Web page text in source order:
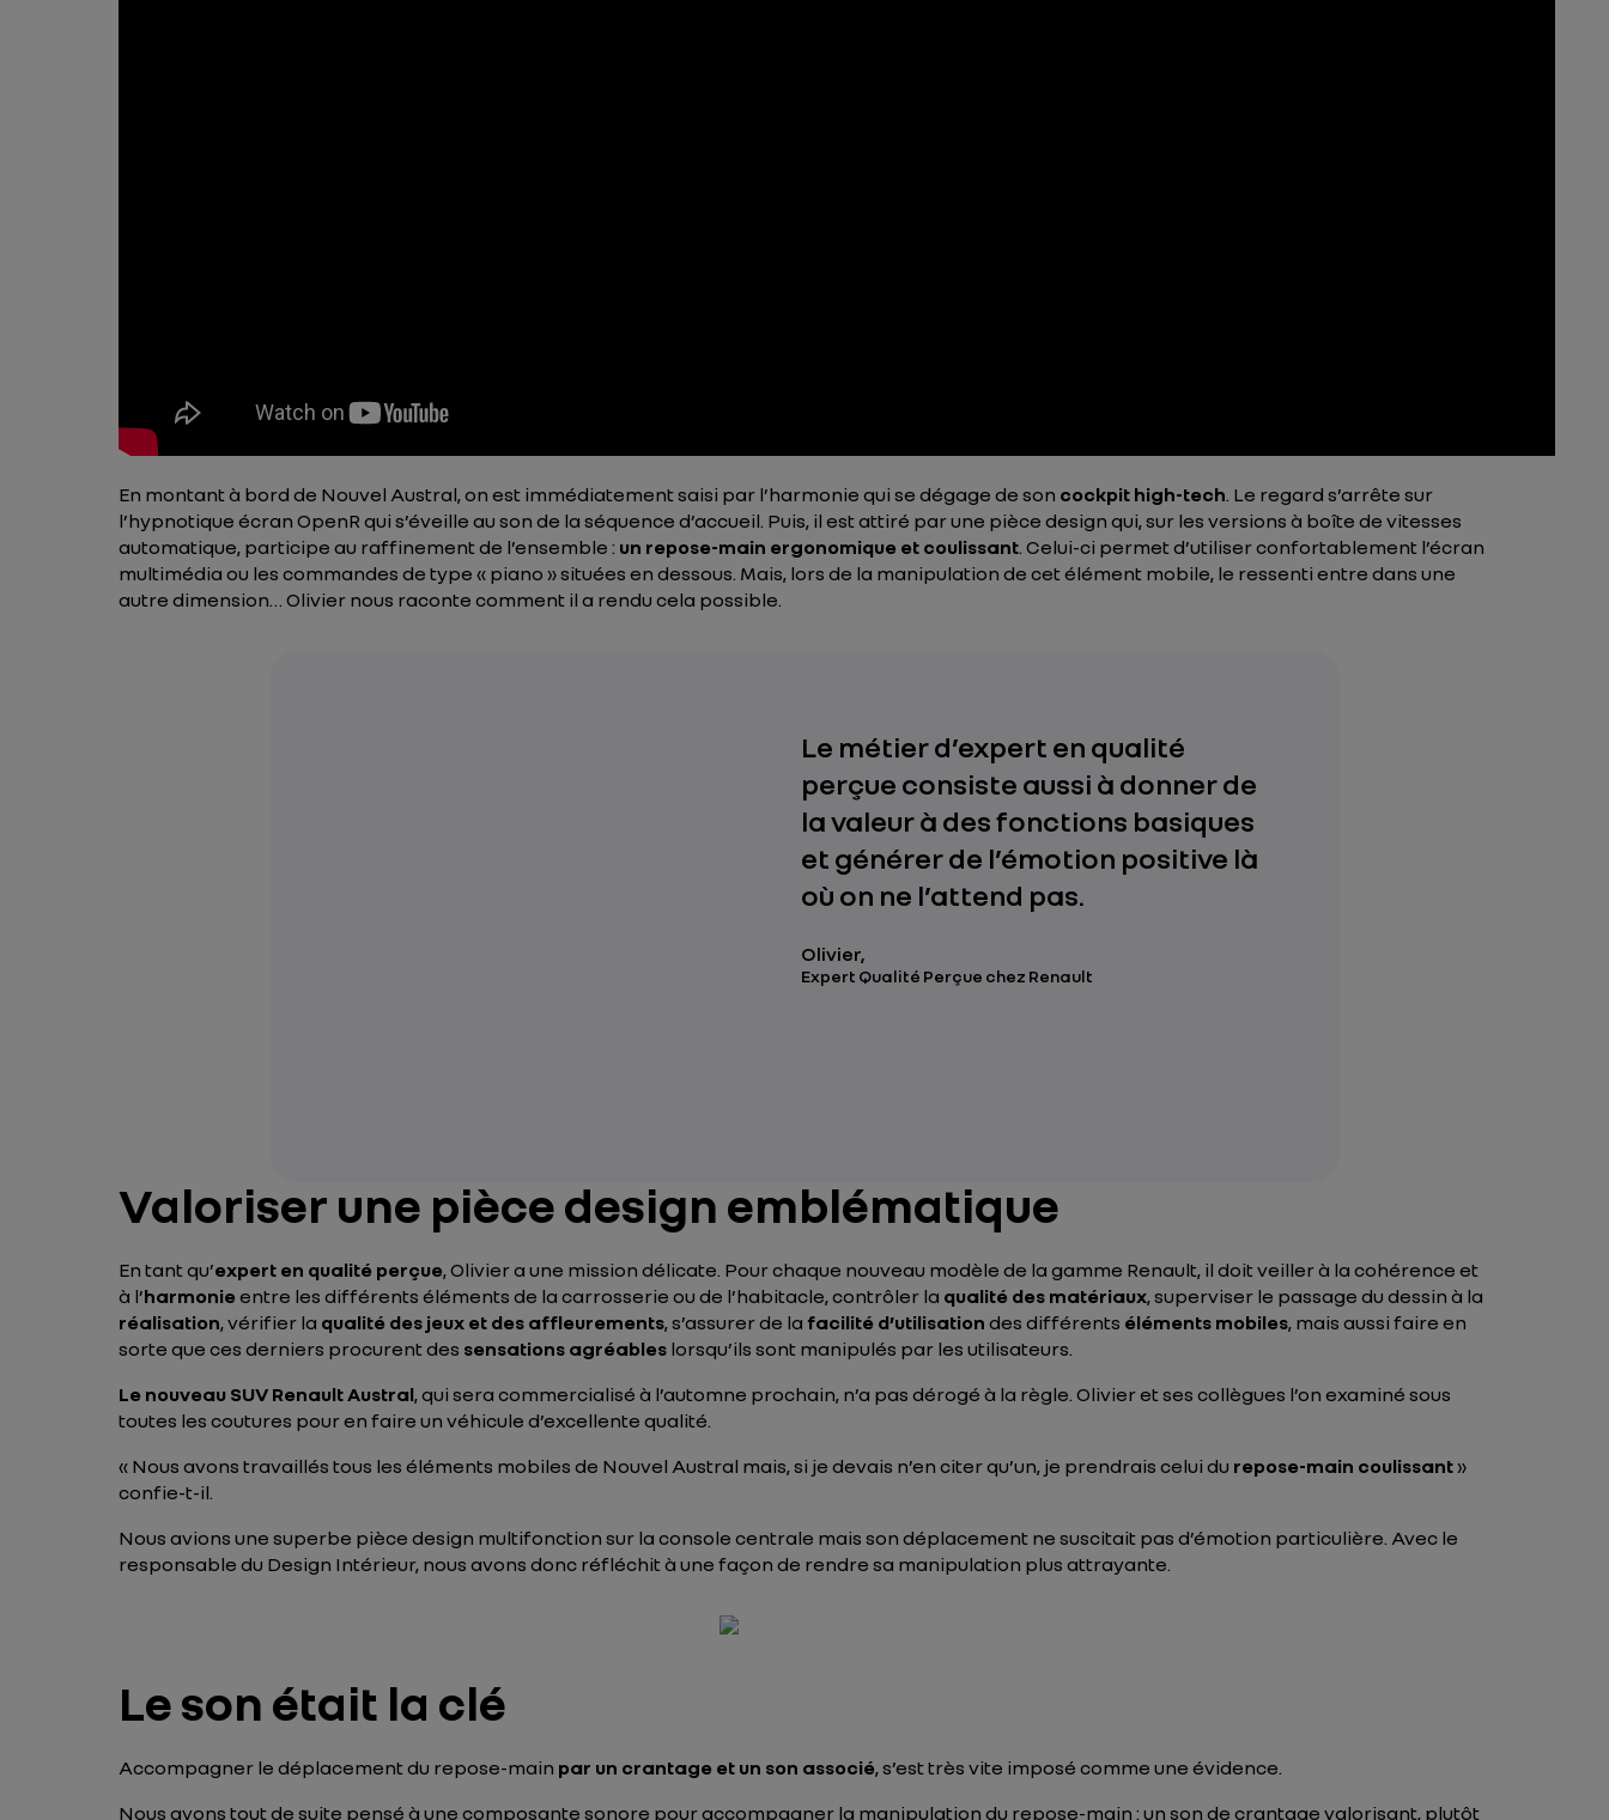
En montant à bord de Nouvel Austral, on est immédiatement saisi par l’harmonie qui se dégage de son cockpit high-tech. Le regard s’arrête sur
l’hypnotique écran OpenR qui s’éveille au son de la séquence d’accueil. Puis, il est attiré par une pièce design qui, sur les versions à boîte de vitesses
automatique, participe au raffinement de l’ensemble : un repose-main ergonomique et coulissant. Celui-ci permet d’utiliser confortablement l’écran
multimédia ou les commandes de type « piano » situées en dessous. Mais, lors de la manipulation de cet élément mobile, le ressenti entre dans une
autre dimension… Olivier nous raconte comment il a rendu cela possible.
Le métier d’expert en qualité
perçue consiste aussi à donner de
la valeur à des fonctions basiques
et générer de l’émotion positive là
où on ne l’attend pas.
Olivier,
Expert Qualité Perçue chez Renault
Valoriser une pièce design emblématique
En tant qu’expert en qualité perçue, Olivier a une mission délicate. Pour chaque nouveau modèle de la gamme Renault, il doit veiller à la cohérence et
à l’harmonie entre les différents éléments de la carrosserie ou de l’habitacle, contrôler la qualité des matériaux, superviser le passage du dessin à la
réalisation, vérifier la qualité des jeux et des affleurements, s’assurer de la facilité d’utilisation des différents éléments mobiles, mais aussi faire en
sorte que ces derniers procurent des sensations agréables lorsqu’ils sont manipulés par les utilisateurs.
Le nouveau SUV Renault Austral, qui sera commercialisé à l’automne prochain, n’a pas dérogé à la règle. Olivier et ses collègues l’on examiné sous
toutes les coutures pour en faire un véhicule d’excellente qualité.
« Nous avons travaillés tous les éléments mobiles de Nouvel Austral mais, si je devais n’en citer qu’un, je prendrais celui du repose-main coulissant»
confie-t-il.
Nous avions une superbe pièce design multifonction sur la console centrale mais son déplacement ne suscitait pas d’émotion particulière. Avec le
responsable du Design Intérieur, nous avons donc réfléchit à une façon de rendre sa manipulation plus attrayante.
Le son était la clé
Accompagner le déplacement du repose-main par un crantage et un son associé, s’est très vite imposé comme une évidence.
Nous avons tout de suite pensé à une composante sonore pour accompagner la manipulation du repose-main : un son de crantage valorisant, plutôt